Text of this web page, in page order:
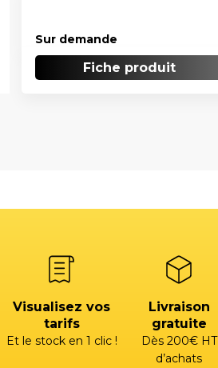
Sur demande
Fiche produit
Visualisez vos
tarifs
Et le stock en 1 clic !
Livraison
gratuite
Dès 200€ HT
d’achats